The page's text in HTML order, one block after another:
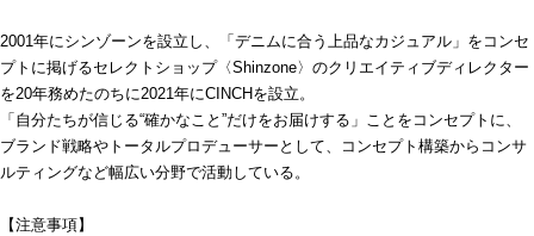
2001年にシンゾーンを設立し、「デニムに合う上品なカジュアル」をコンセ
プトに掲げるセレクトショップ〈Shinzone〉のクリエイティブディレクター
を20年務めたのちに2021年にCINCHを設立。
「自分たちが信じる“確かなこと”だけをお届けする」ことをコンセプトに、
ブランド戦略やトータルプロデューサーとして、コンセプト構築からコンサ
ルティングなど幅広い分野で活動している。
【注意事項】